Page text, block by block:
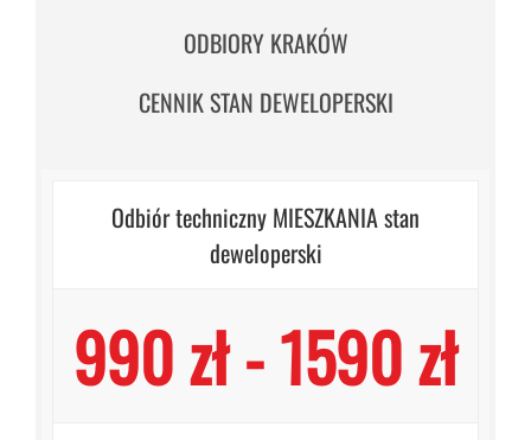
ODBIORY KRAKÓW
CENNIK STAN DEWELOPERSKI
Odbiór techniczny MIESZKANIA stan
deweloperski
990 zł - 1590 zł